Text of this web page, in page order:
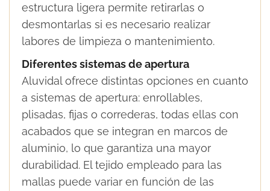
estructura ligera permite retirarlas o
desmontarlas si es necesario realizar
labores de limpieza o mantenimiento.
Diferentes sistemas de apertura
Aluvidal ofrece distintas opciones en cuanto
a sistemas de apertura: enrollables,
plisadas, fijas o correderas, todas ellas con
acabados que se integran en marcos de
aluminio, lo que garantiza una mayor
durabilidad. El tejido empleado para las
mallas puede variar en función de las